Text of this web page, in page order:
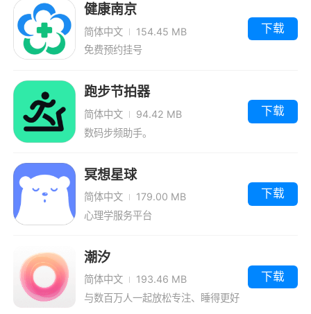
健康南京
简体中文
154.45 MB
免费预约挂号
下载
跑步节拍器
简体中文
94.42 MB
数码步频助手。
下载
冥想星球
简体中文
179.00 MB
心理学服务平台
下载
潮汐
简体中文
193.46 MB
与数百万人一起放松专注、睡得更好
下载